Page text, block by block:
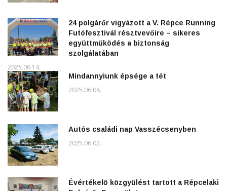
24 polgárőr vigyázott a V. Répce Running
Futófesztivál résztvevőire – sikeres
együttműködés a biztonság
szolgálatában
2025.06.14.
Mindannyiunk épsége a tét
2025.06.08.
Autós családi nap Vasszécsenyben
2025.06.02.
Évértékelő közgyűlést tartott a Répcelaki